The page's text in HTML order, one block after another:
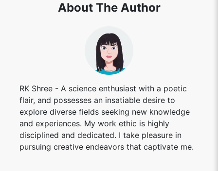
About The Author
RK Shree - A science enthusiast with a poetic
flair, and possesses an insatiable desire to
explore diverse fields seeking new knowledge
and experiences. My work ethic is highly
disciplined and dedicated. I take pleasure in
pursuing creative endeavors that captivate me.